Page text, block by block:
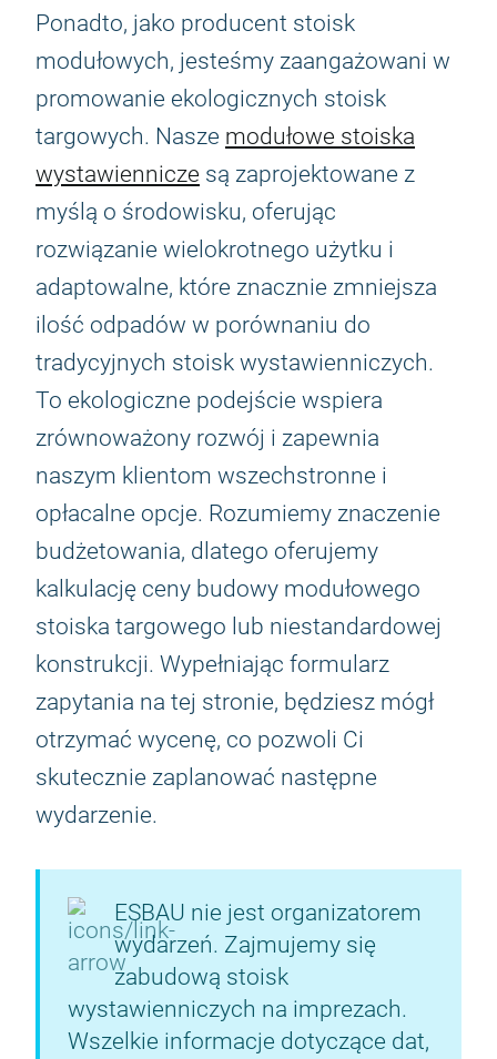
Ponadto, jako producent stoisk
modułowych, jesteśmy zaangażowani w
promowanie ekologicznych stoisk
targowych. Nasze modułowe stoiska
wystawiennicze są zaprojektowane z
myślą o środowisku, oferując
rozwiązanie wielokrotnego użytku i
adaptowalne, które znacznie zmniejsza
ilość odpadów w porównaniu do
tradycyjnych stoisk wystawienniczych.
To ekologiczne podejście wspiera
zrównoważony rozwój i zapewnia
naszym klientom wszechstronne i
opłacalne opcje. Rozumiemy znaczenie
budżetowania, dlatego oferujemy
kalkulację ceny budowy modułowego
stoiska targowego lub niestandardowej
konstrukcji. Wypełniając formularz
zapytania na tej stronie, będziesz mógł
otrzymać wycenę, co pozwoli Ci
skutecznie zaplanować następne
wydarzenie.
ESBAU nie jest organizatorem
wydarzeń. Zajmujemy się
zabudową stoisk
wystawienniczych na imprezach.
Wszelkie informacje dotyczące dat,